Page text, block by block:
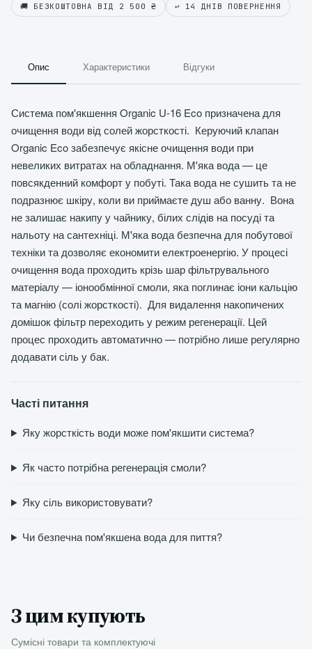
🚚 БЕЗКОШТОВНА ВІД 2 500 ₴ ↩️ 14 ДНІВ ПОВЕРНЕННЯ
Опис Характеристики Відгуки
Система пом'якшення Organic U-16 Eco призначена для
очищення води від солей жорсткості. Керуючий клапан
Organic Eco забезпечує якісне очищення води при
невеликих витратах на обладнання. М'яка вода — це
повсякденний комфорт у побуті. Така вода не сушить та не
подразнює шкіру, коли ви приймаєте душ або ванну. Вона
не залишає накипу у чайнику, білих слідів на посуді та
нальоту на сантехніці. М'яка вода безпечна для побутової
техніки та дозволяє економити електроенергію. У процесі
очищення вода проходить крізь шар фільтрувального
матеріалу — іонообмінної смоли, яка поглинає іони кальцію
та магнію (солі жорсткості). Для видалення накопичених
домішок фільтр переходить у режим регенерації. Цей
процес проходить автоматично — потрібно лише регулярно
додавати сіль у бак.
Часті питання
Яку жорсткість води може пом'якшити система?
Як часто потрібна регенерація смоли?
Яку сіль використовувати?
Чи безпечна пом'якшена вода для пиття?
З цим купують
Сумісні товари та комплектуючі